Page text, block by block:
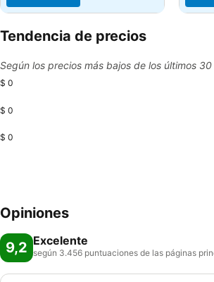
Tendencia de precios
Según los precios más bajos de los últimos
$ 0
$ 0
$ 0
Opiniones
9,2 Excelente
según 3.456 puntuaciones de las páginas